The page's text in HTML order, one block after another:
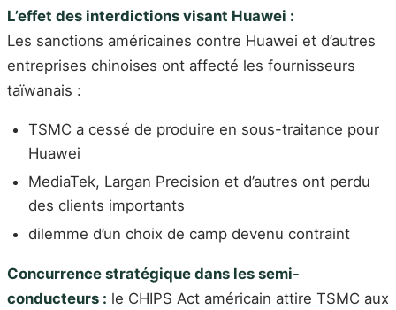
L’effet des interdictions visant Huawei :
Les sanctions américaines contre Huawei et d’autres
entreprises chinoises ont affecté les fournisseurs
taïwanais :
TSMC a cessé de produire en sous-traitance pour
Huawei
MediaTek, Largan Precision et d’autres ont perdu
des clients importants
dilemme d’un choix de camp devenu contraint
Concurrence stratégique dans les semi-
conducteurs : le CHIPS Act américain attire TSMC aux